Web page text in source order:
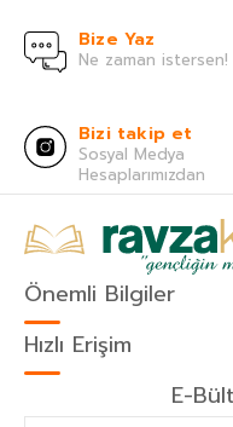
Bize Yaz
Ne zaman istersen!
Bizi takip et
Sosyal Medya
Hesaplarımızdan
Önemli Bilgiler
Hızlı Erişim
E-